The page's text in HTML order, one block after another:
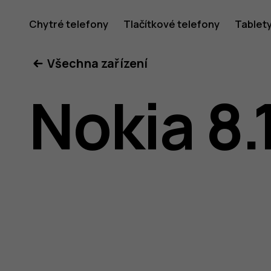
příručka
k
Chytré telefony Tlačítkové telefony
Všechna zařízení
Nokia